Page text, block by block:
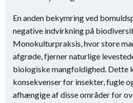
En anden bekymring ved
negative indvirkning på
Monokulturpraksis, hvor store
afgrøde, fjerner naturlige
biologiske mangfoldighed. Dette
konsekvenser for insekter, fugle
afhængige af disse områder for